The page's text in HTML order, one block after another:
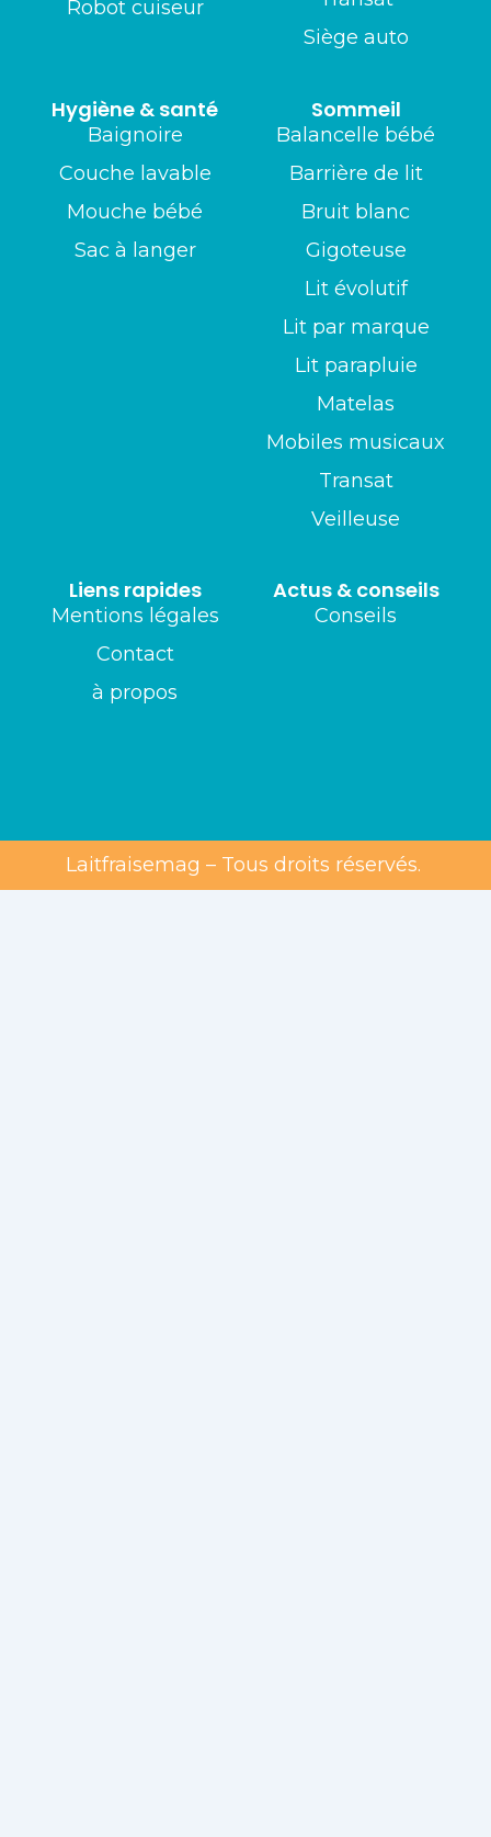
Siège auto
Robot cuiseur
Sommeil
Balancelle bébé
Barrière de lit
Bruit blanc
Gigoteuse
Lit évolutif
Lit par marque
Lit parapluie
Matelas
Mobiles musicaux
Transat
Veilleuse
Hygiène & santé
Baignoire
Couche lavable
Mouche bébé
Sac à langer
Actus & conseils
Conseils
Liens rapides
Mentions légales
Contact
à propos
Laitfraisemag – Tous droits réservés.